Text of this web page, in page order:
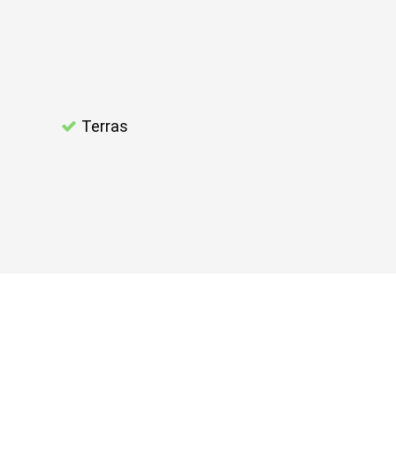
Terras